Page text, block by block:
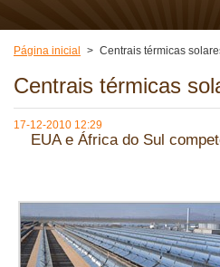
Página inicial > Centrais térmicas
Centrais térmicas
17-12-2010 12:29
EUA e África do Sul